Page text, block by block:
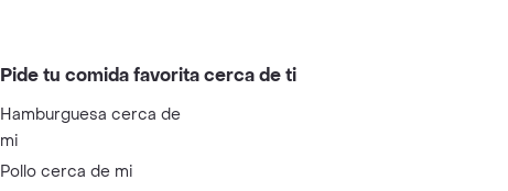
Pide tu comida favorita cerca de ti
Hamburguesa cerca de
mi
Pollo cerca de mi